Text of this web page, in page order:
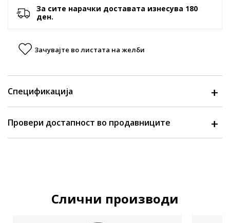
За сите нарачки доставата изнесува 180
ден.
Зачувајте во листата на желби
Спецификација
Провери достапност во продавниците
Слични производи